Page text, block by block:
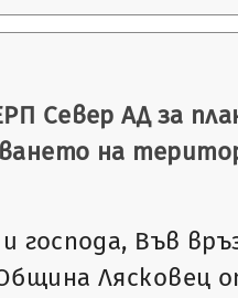
Север АД за
на
господа, Във
Лясковец